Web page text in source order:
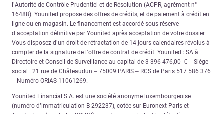
l’Autorité de Contrôle Prudentiel et de Résolution (ACPR, agrément n°
16488). Younited propose des offres de crédits, et de paiement à crédit en
ligne ou en magasin. Le financement est accordé sous réserve
d’acceptation définitive par Younited après acceptation de votre dossier.
Vous disposez d’un droit de rétractation de 14 jours calendaires révolus à
compter de la signature de l’offre de contrat de crédit. Younited : SA à
Directoire et Conseil de Surveillance au capital de 3 396 476,00 € – Siège
social : 21 rue de Châteaudun – 75009 PARIS – RCS de Paris 517 586 376
– Numéro ORIAS 11061269.
Younited Financial S.A. est une société anonyme luxembourgeoise
(numéro d’immatriculation B 292237), cotée sur Euronext Paris et